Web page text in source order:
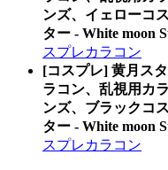
ンズ、イェローコ
ター - White moon
スプレカラコン
[コスプレ] 黄月ス
ラコン、乱視用カ
ンズ、ブラックコ
ター - White moon
スプレカラコン